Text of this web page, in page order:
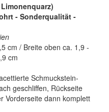
- Sonderqualität -
cm / Breite oben ca. 1,9 -
cm
Schmuckstein-
geschliffen, Rückseite
Vorderseite dann komplett